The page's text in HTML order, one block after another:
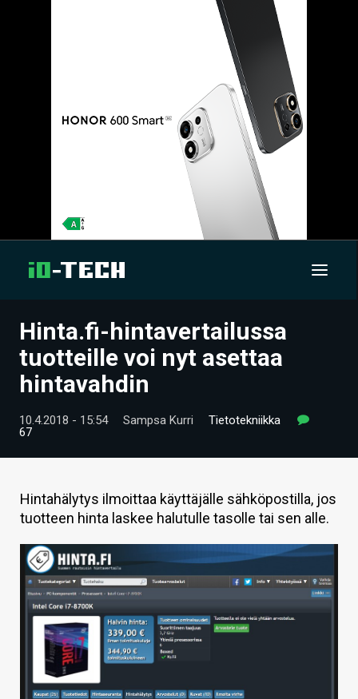
UUTISET
ARTIKKELIT
VIDEOT
HINTA.FI
KAUPPA
VAIHDA TEEMA
HAKU
Hinta.fi-hintavertailussa
tuotteille voi nyt asettaa
hintavahdin
10.4.2018 - 15:54 Sampsa Kurri
Tietotekniikka
67
Hintahälytys ilmoittaa käyttäjälle sähköpostilla, jos
tuotteen hinta laskee halutulle tasolle tai sen alle.